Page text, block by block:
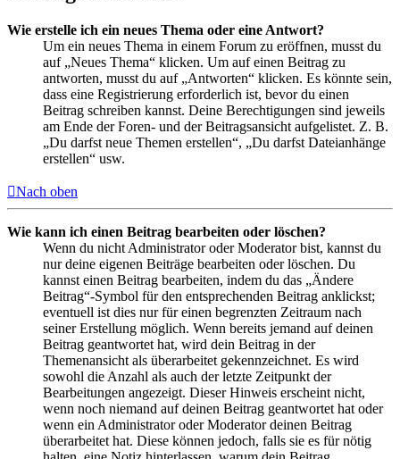
Wie erstelle ich ein neues Thema oder eine Antwort?
Um ein neues Thema in einem Forum zu eröffnen, musst du
auf „Neues Thema“ klicken. Um auf einen Beitrag zu
antworten, musst du auf „Antworten“ klicken. Es könnte sein,
dass eine Registrierung erforderlich ist, bevor du einen
Beitrag schreiben kannst. Deine Berechtigungen sind jeweils
am Ende der Foren- und der Beitragsansicht aufgelistet. Z. B.
„Du darfst neue Themen erstellen“, „Du darfst Dateianhänge
erstellen“ usw.
Nach oben
Wie kann ich einen Beitrag bearbeiten oder löschen?
Wenn du nicht Administrator oder Moderator bist, kannst du
nur deine eigenen Beiträge bearbeiten oder löschen. Du
kannst einen Beitrag bearbeiten, indem du das „Ändere
Beitrag“-Symbol für den entsprechenden Beitrag anklickst;
eventuell ist dies nur für einen begrenzten Zeitraum nach
seiner Erstellung möglich. Wenn bereits jemand auf deinen
Beitrag geantwortet hat, wird dein Beitrag in der
Themenansicht als überarbeitet gekennzeichnet. Es wird
sowohl die Anzahl als auch der letzte Zeitpunkt der
Bearbeitungen angezeigt. Dieser Hinweis erscheint nicht,
wenn noch niemand auf deinen Beitrag geantwortet hat oder
wenn ein Administrator oder Moderator deinen Beitrag
überarbeitet hat. Diese können jedoch, falls sie es für nötig